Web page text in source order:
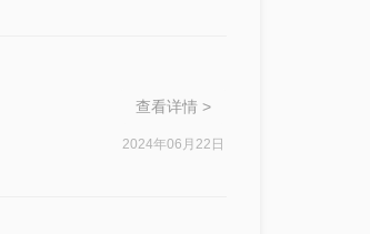
查看详情 >
2024年06月22日